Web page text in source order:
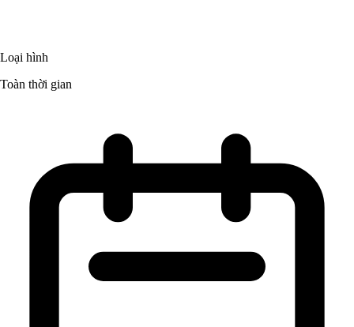
Loại hình
Toàn thời gian